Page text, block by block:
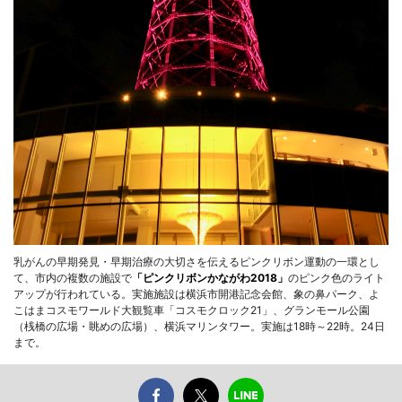
乳がんの早期発見・早期治療の大切さを伝えるピンクリボン運動の一環とし
て、市内の複数の施設で 「ピンクリボンかながわ2018」 のピンク色のライト
アップが行われている。実施施設は横浜市開港記念会館、象の鼻パーク、よ
こはまコスモワールド大観覧車「コスモクロック21」、グランモール公園
（桟橋の広場・眺めの広場）、横浜マリンタワー。実施は18時～22時。24日
まで。